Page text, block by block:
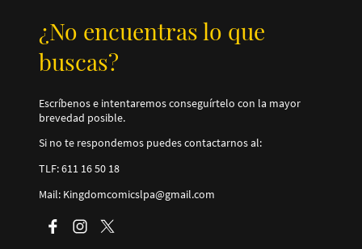
¿No encuentras lo que
buscas?
Escríbenos e intentaremos conseguírtelo con la mayor
brevedad posible.
Si no te respondemos puedes contactarnos al:
TLF: 611 16 50 18
Mail: Kingdomcomicslpa@gmail.com